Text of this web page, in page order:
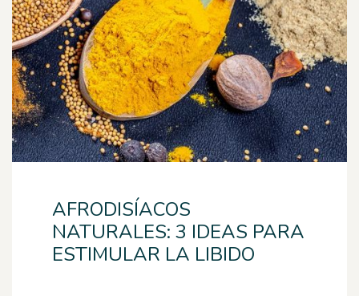
AFRODISÍACOS
NATURALES: 3 IDEAS PARA
ESTIMULAR LA LIBIDO